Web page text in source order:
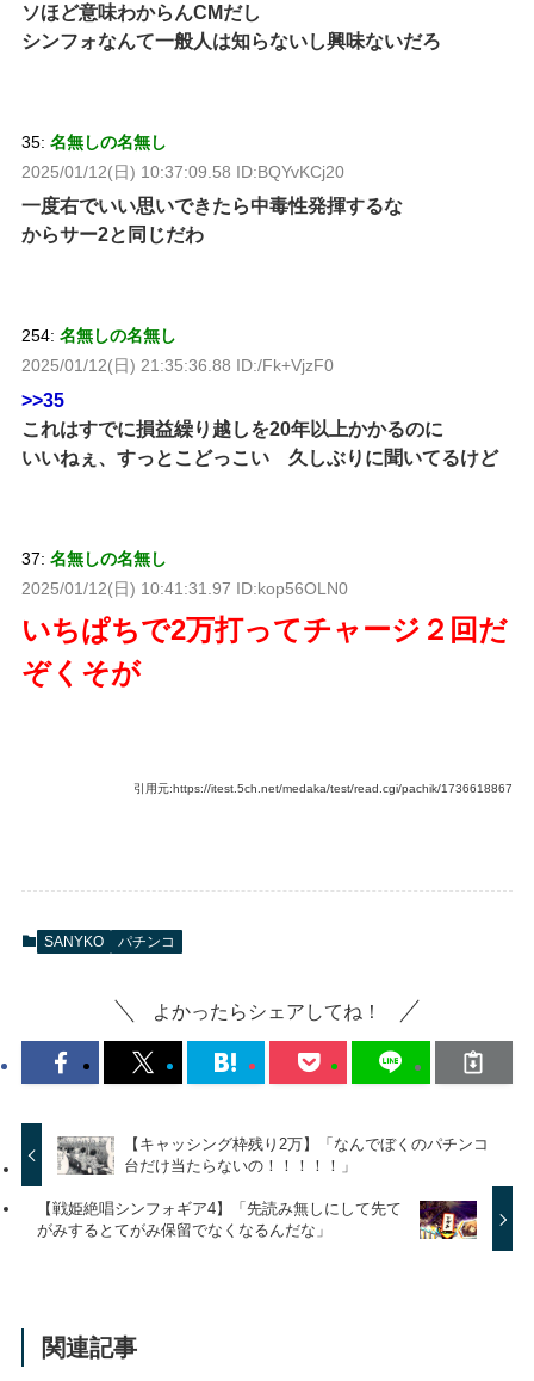
ソほど意味わからんCMだし
シンフォなんて一般人は知らないし興味ないだろ
35: 名無しの名無し
2025/01/12(日) 10:37:09.58 ID:BQYvKCj20
一度右でいい思いできたら中毒性発揮するな
からサー2と同じだわ
254: 名無しの名無し
2025/01/12(日) 21:35:36.88 ID:/Fk+VjzF0
>>35
これはすでに損益繰り越しを20年以上かかるのに
いいねぇ、すっとこどっこい 久しぶりに聞いてるけど
37: 名無しの名無し
2025/01/12(日) 10:41:31.97 ID:kop56OLN0
いちぱちで2万打ってチャージ２回だ
ぞくそが
引用元:https://itest.5ch.net/medaka/test/read.cgi/pachik/1736618867
SANYKO パチンコ
よかったらシェアしてね！
【キャッシング枠残り2万】「なんでぼくのパチンコ
台だけ当たらないの！！！！！」
【戦姫絶唱シンフォギア4】「先読み無しにして先て
がみするとてがみ保留でなくなるんだな」
関連記事